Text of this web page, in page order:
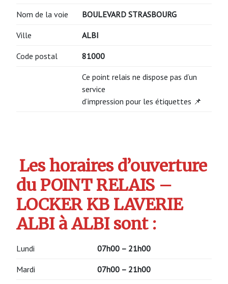
Nom de la voie BOULEVARD STRASBOURG
Ville ALBI
Code postal 81000
Ce point relais ne dispose pas d’un
service
d’impression pour les étiquettes 📌
Les horaires d’ouverture
du POINT RELAIS –
LOCKER KB LAVERIE
ALBI à ALBI sont :
Lundi 07h00 – 21h00
Mardi 07h00 – 21h00